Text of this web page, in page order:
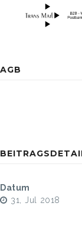
AGB
Datum
31, Jul 2018